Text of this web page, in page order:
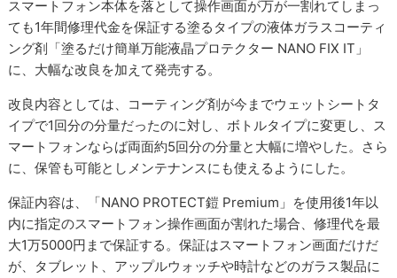
スマートフォン本体を落として操作画面が万が一割れてしまっ
ても1年間修理代金を保証する塗るタイプの液体ガラスコーティ
ング剤「塗るだけ簡単万能液晶プロテクター NANO FIX IT」
に、大幅な改良を加えて発売する。
改良内容としては、コーティング剤が今までウェットシートタ
イプで1回分の分量だったのに対し、ボトルタイプに変更し、ス
マートフォンならば両面約5回分の分量と大幅に増やした。さら
に、保管も可能としメンテナンスにも使えるようにした。
保証内容は、「NANO PROTECT鎧 Premium」を使用後1年以
内に指定のスマートフォン操作画面が割れた場合、修理代を最
大1万5000円まで保証する。保証はスマートフォン画面だけだ
が、タブレット、アップルウォッチや時計などのガラス製品に